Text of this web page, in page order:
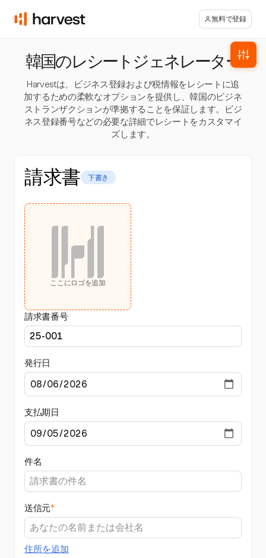
無料で登録
韓国のレシートジェネレーター
Harvestは、ビジネス登録および税情報をレシートに追
加するための柔軟なオプションを提供し、韓国のビジネ
ストランザクションが準拠することを保証します。ビジ
ネス登録番号などの必要な詳細でレシートをカスタマイ
ズします。
請求書 下書き
ここにロゴを追加
請求書番号
発行日
支払期日
件名
送信元*
住所を追加